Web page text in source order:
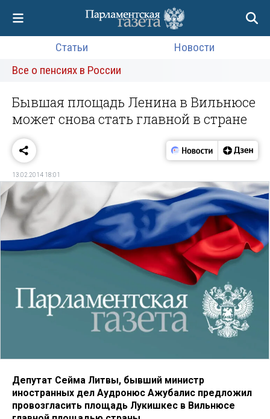
Статьи
Новости
Все о пенсиях в России
Бывшая площадь Ленина в Вильнюсе
может снова стать главной в стране
13.02.2014 18:01
Депутат Сейма Литвы, бывший министр
иностранных дел Аудронюс Ажубалис предложил
провозгласить площадь Лукишкес в Вильнюсе